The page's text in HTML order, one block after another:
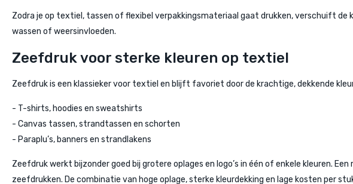
Zodra je op textiel, tassen of flexibel verpakkingsmateriaal gaat drukken, verschuift
wassen of weersinvloeden.
Zeefdruk voor sterke kleuren op textiel
Zeefdruk is een klassieker voor textiel en blijft favoriet door de krachtige, dekkende
- T-shirts, hoodies en sweatshirts
- Canvas tassen, strandtassen en schorten
- Paraplu’s, banners en strandlakens
Zeefdruk werkt bijzonder goed bij grotere oplages en logo’s in één of enkele kleuren.
zeefdrukken. De combinatie van hoge oplage, sterke kleurdekking en lage kosten per